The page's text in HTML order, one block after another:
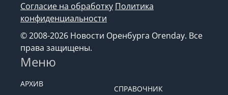
Согласие на обработку Политика
конфиденциальности
© 2008-2026 Новости Оренбурга Orenday. Все
права защищены.
Меню
АРХИВ
СПРАВОЧНИК